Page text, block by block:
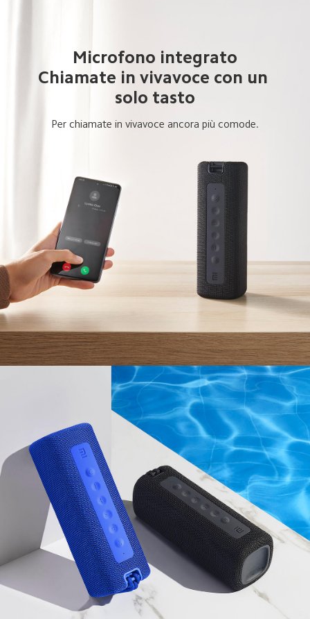
Microfono integrato
Chiamate in vivavoce con un
solo tasto
Per chiamate in vivavoce ancora più comode.